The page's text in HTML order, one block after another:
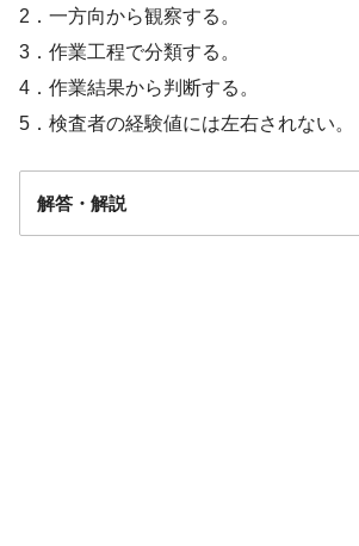
2．一方向から観察する。
3．作業工程で分類する。
4．作業結果から判断する。
5．検査者の経験値には左右されない。
解答・解説